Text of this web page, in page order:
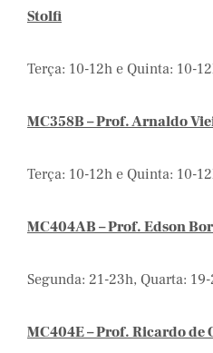
Stolfi
Terça: 10-12h e Quinta: 10-
MC358B – Prof. Arnaldo
Terça: 10-12h e Quinta: 10-
MC404AB – Prof. Edson
Segunda: 21-23h, Quarta:
MC404E – Prof. Ricardo de